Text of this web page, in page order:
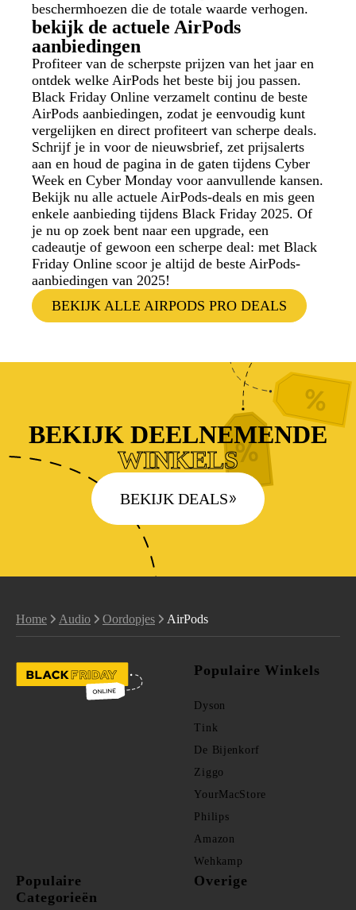
beschermhoezen die de totale waarde verhogen.
bekijk de actuele AirPods
aanbiedingen
Profiteer van de scherpste prijzen van het jaar en
ontdek welke AirPods het beste bij jou passen.
Black Friday Online verzamelt continu de beste
AirPods aanbiedingen, zodat je eenvoudig kunt
vergelijken en direct profiteert van scherpe deals.
Schrijf je in voor de nieuwsbrief, zet prijsalerts
aan en houd de pagina in de gaten tijdens Cyber
Week en Cyber Monday voor aanvullende kansen.
Bekijk nu alle actuele AirPods-deals en mis geen
enkele aanbieding tijdens Black Friday 2025. Of
je nu op zoek bent naar een upgrade, een
cadeautje of gewoon een scherpe deal: met Black
Friday Online scoor je altijd de beste AirPods-
aanbiedingen van 2025!
BEKIJK ALLE AIRPODS PRO DEALS
BEKIJK DEELNEMENDE
WINKELS
BEKIJK DEALS
Home Audio Oordopjes AirPods
Populaire Winkels
Dyson
Tink
De Bijenkorf
Ziggo
YourMacStore
Philips
Amazon
Wehkamp
Populaire
Categorieën
Overige